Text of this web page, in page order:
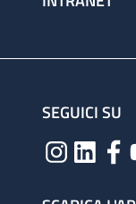
attraverso il
SEGUICI SU